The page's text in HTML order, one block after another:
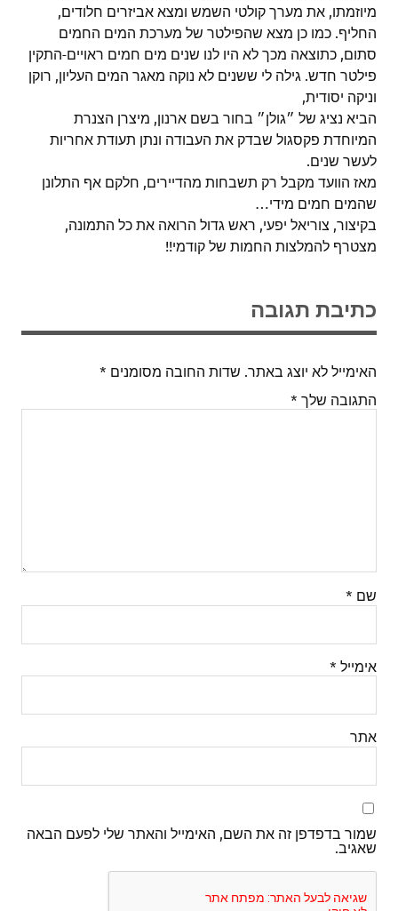
מיוזמתו, את מערך קולטי השמש ומצא אביזרים חלודים,
החליף. כמו כן מצא שהפילטר של מערכת המים החמים
סתום, כתוצאה מכך לא היו לנו שנים מים חמים ראויים-התקין
פילטר חדש. גילה לי ששנים לא נוקה מאגר המים העליון, רוקן
וניקה יסודית,
הביא נציג של ״גולן״ בחור בשם ארנון, מיצרן הצנרת
המיוחדת פקסגול שבדק את העבודה ונתן תעודת אחריות
לעשר שנים.
מאז הוועד מקבל רק תשבחות מהדיירים, חלקם אף התלונן
שהמים חמים מידי…
בקיצור, צוריאל יפעי, ראש גדול הרואה את כל התמונה,
מצטרף להמלצות החמות של קודמי!!
כתיבת תגובה
האימייל לא יוצג באתר. שדות החובה מסומנים *
התגובה שלך *
שם *
אימייל *
אתר
שמור בדפדפן זה את השם, האימייל והאתר שלי לפעם הבאה
שאגיב.